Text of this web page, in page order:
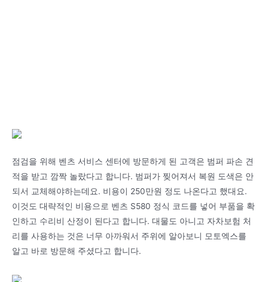
점검을 위해 벤츠 서비스 센터에 방문하게 된 고객은 범퍼 파손 견
적을 받고 깜짝 놀랐다고 합니다. 범퍼가 찢어져서 복원 도색은 안
되서 교체해야하는데요. 비용이 250만원 정도 나온다고 했대요.
이것도 대략적인 비용으로 벤츠 S580 정식 코드를 넣어 부품을 확
인하고 수리비 산정이 된다고 합니다. 대물도 아니고 자차보험 처
리를 사용하는 것은 너무 아까워서 주위에 알아보니 모토엑스를
알고 바로 방문해 주셨다고 합니다.